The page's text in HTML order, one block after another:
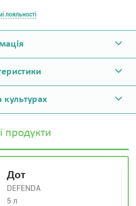
лояльності
культурах
продукти
Дот
DEFENDA
5 л